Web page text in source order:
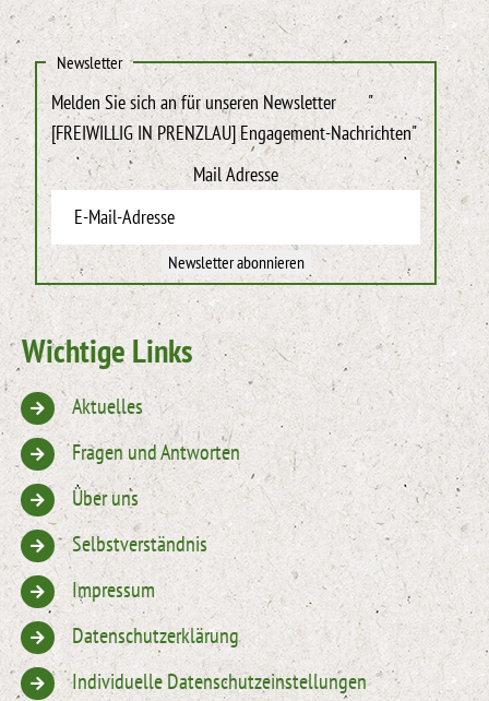
Newsletter
Melden Sie sich an für unseren Newsletter "
[FREIWILLIG IN PRENZLAU] Engagement-Nachrichten"
Mail Adresse
Newsletter abonnieren
Wichtige Links
Aktuelles
Fragen und Antworten
Über uns
Selbstverständnis
Impressum
Datenschutzerklärung
Individuelle Datenschutzeinstellungen